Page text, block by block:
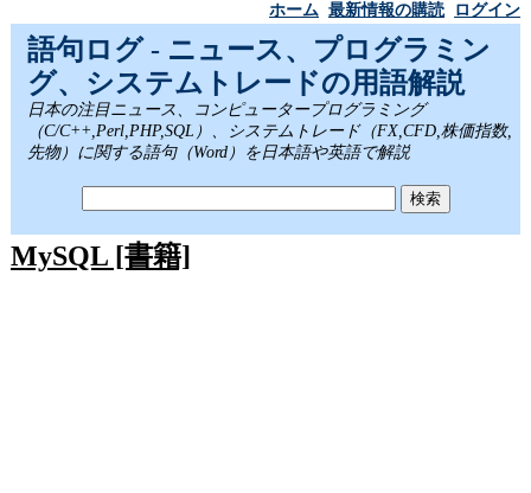
ホーム 最新情報の購読 ログイン
語句ログ - ニュース、プログラミン
グ、システムトレードの用語解説
日本の注目ニュース、コンピュータープログラミング
（C/C++,Perl,PHP,SQL）、システムトレード（FX,CFD,株価指数,
先物）に関する語句（Word）を日本語や英語で解説
MySQL [書籍]